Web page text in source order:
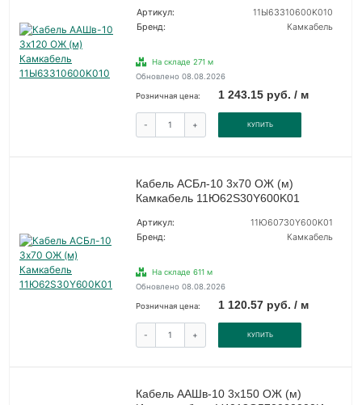
Артикул:
11Ы63310600K010
Бренд:
Камкабель
На складе 271 м
Обновлено 08.08.2026
Розничная цена: 1 243.15 руб. / м
- + КУПИТЬ
Кабель АСБл-10 3х70 ОЖ (м)
Камкабель 11Ю62S30Y600K01
Артикул:
11Ю60730Y600K01
Бренд:
Камкабель
На складе 611 м
Обновлено 08.08.2026
Розничная цена: 1 120.57 руб. / м
- + КУПИТЬ
Кабель ААШв-10 3х150 ОЖ (м)